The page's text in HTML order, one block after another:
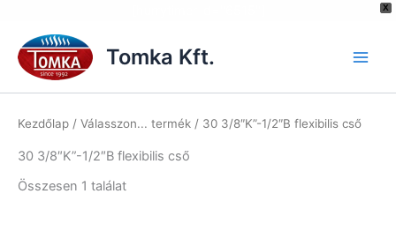
X
content
Tomka Kft.
Kezdőlap / Válasszon... termék / 30 3/8″K”-1/2″B flexibilis cső
30 3/8″K”-1/2″B flexibilis cső
Összesen 1 találat